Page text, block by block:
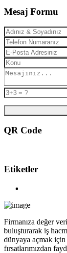
Mesaj Formu
QR Code
Etiketler
Firmanıza değer
buluşturarak iş
dünyaya açmak
fırsatlarımızdan